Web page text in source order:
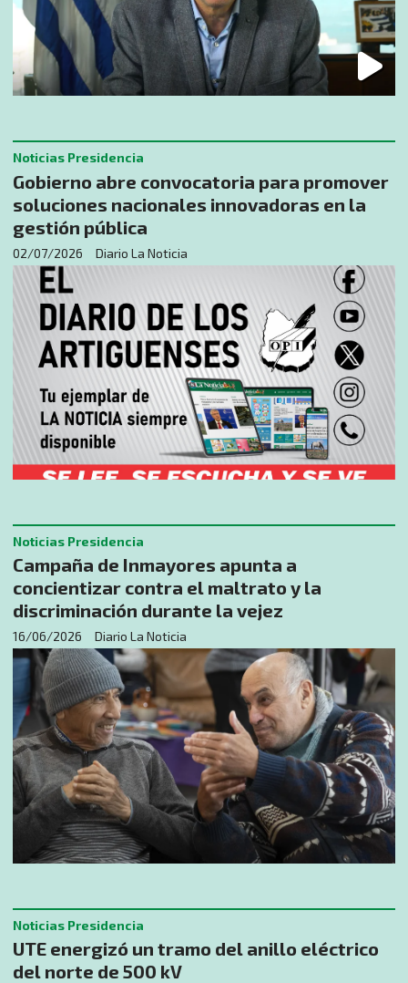
Gobierno abre convocatoria para promover
soluciones nacionales innovadoras en la
gestión pública
Diario La Noticia
Noticias Presidencia
02/07/2026
Campaña de Inmayores apunta a
concientizar contra el maltrato y la
discriminación durante la vejez
Diario La Noticia
Noticias Presidencia
16/06/2026
UTE energizó un tramo del anillo eléctrico
del norte de 500 kV
Noticias Presidencia